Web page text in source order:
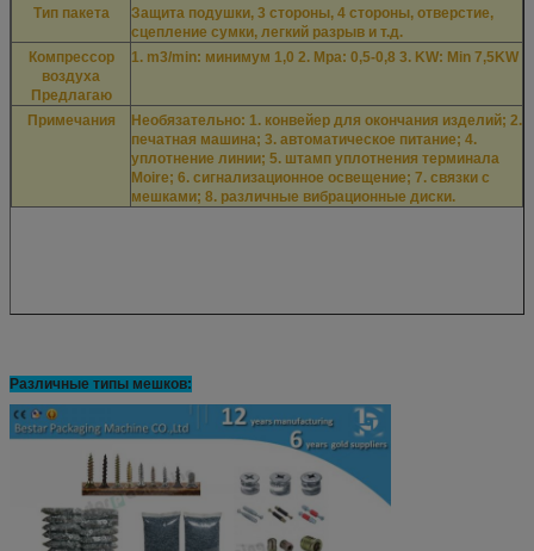
Тип пакета
Защита подушки, 3 стороны, 4 стороны, отверстие,
сцепление сумки, легкий разрыв и т.д.
Компрессор
воздуха
Предлагаю
1. m3/min: минимум 1,0 2. Mpa: 0,5-0,8 3. KW: Min 7,5KW
Примечания
Необязательно: 1. конвейер для окончания изделий; 2.
печатная машина; 3. автоматическое питание; 4.
уплотнение линии; 5. штамп уплотнения терминала
Moire; 6. сигнализационное освещение; 7. связки с
мешками; 8. различные вибрационные диски.
Различные типы мешков: